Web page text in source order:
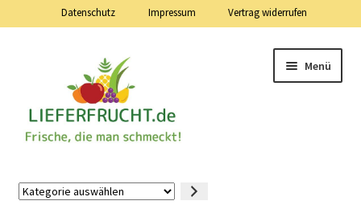
Datenschutz Impressum Vertrag widerrufen
Menü
Kategorie